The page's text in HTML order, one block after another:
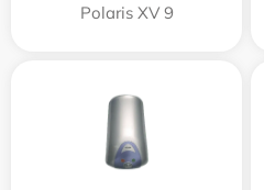
Polaris XV 9